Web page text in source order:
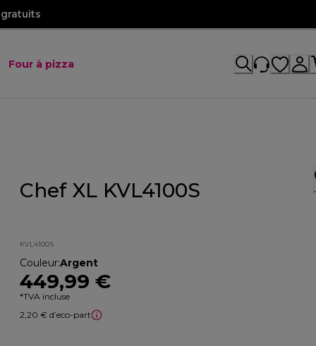
Four à pizza
Chef XL KVL4100S
KVL4100S
Couleur:Argent
449,99 €
*TVA incluse
2,20 € d’eco-part